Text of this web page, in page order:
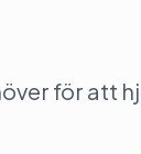
för att